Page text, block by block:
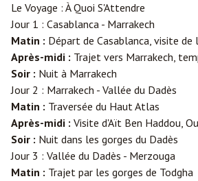
Le Voyage : À Quoi S'Attendre
Jour 1 : Casablanca - Marrakech
Matin : Départ de Casablanca, visite de
Après-midi : Trajet vers Marrakech,
Soir : Nuit à Marrakech
Jour 2 : Marrakech - Vallée du Dadès
Matin : Traversée du Haut Atlas
Après-midi : Visite d'Aït Ben Haddou,
Soir : Nuit dans les gorges du Dadès
Jour 3 : Vallée du Dadès - Merzouga
Matin : Trajet par les gorges de Todgha